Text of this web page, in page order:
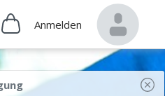
Anmelden